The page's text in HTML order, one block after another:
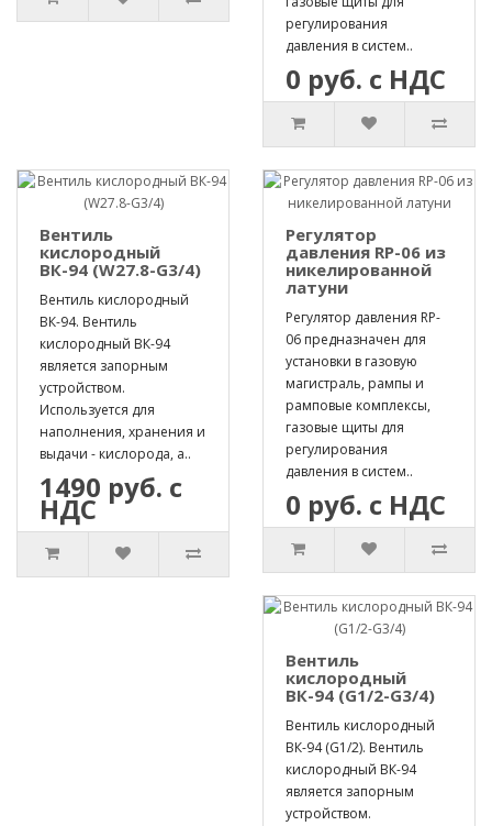
регулирования
давления в систем..
0 руб. с НДС
Вентиль
кислородный
ВК-94 (W27.8-G3/4)
Вентиль кислородный
ВК-94. Вентиль
кислородный ВК-94
является запорным
устройством.
Используется для
наполнения, хранения и
выдачи - кислорода, а..
1490 руб. с
НДС
Регулятор
давления RP-06 из
никелированной
латуни
Регулятор давления RP-
06 предназначен для
установки в газовую
магистраль, рампы и
рамповые комплексы,
газовые щиты для
регулирования
давления в систем..
0 руб. с НДС
Вентиль
кислородный
ВК-94 (G1/2-G3/4)
Вентиль кислородный
ВК-94 (G1/2). Вентиль
кислородный ВК-94
является запорным
устройством.